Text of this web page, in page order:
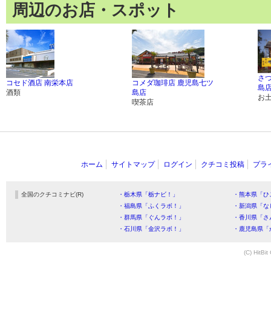
周辺のお店・スポット
コセド酒店 南栄本店
酒類
コメダ珈琲店 鹿児島七ツ
島店
喫茶店
さ
島
お
ホーム サイトマップ ログイン クチコミ投稿 プラ
全国のクチコミナビ(R) ・栃木県「栃ナビ！」
・熊本県「
・福島県「ふくラボ！」
・新潟県「
・群馬県「ぐんラボ！」
・香川県「
・石川県「金沢ラボ！」
・鹿児島県
(C) HitBit